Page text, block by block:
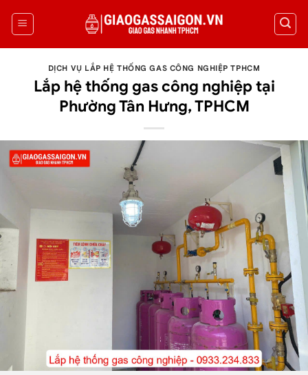
DỊCH VỤ LẮP HỆ THỐNG GAS CÔNG NGHIỆP TPHCM
Lắp hệ thống gas công nghiệp tại
Phường Tân Hưng, TPHCM